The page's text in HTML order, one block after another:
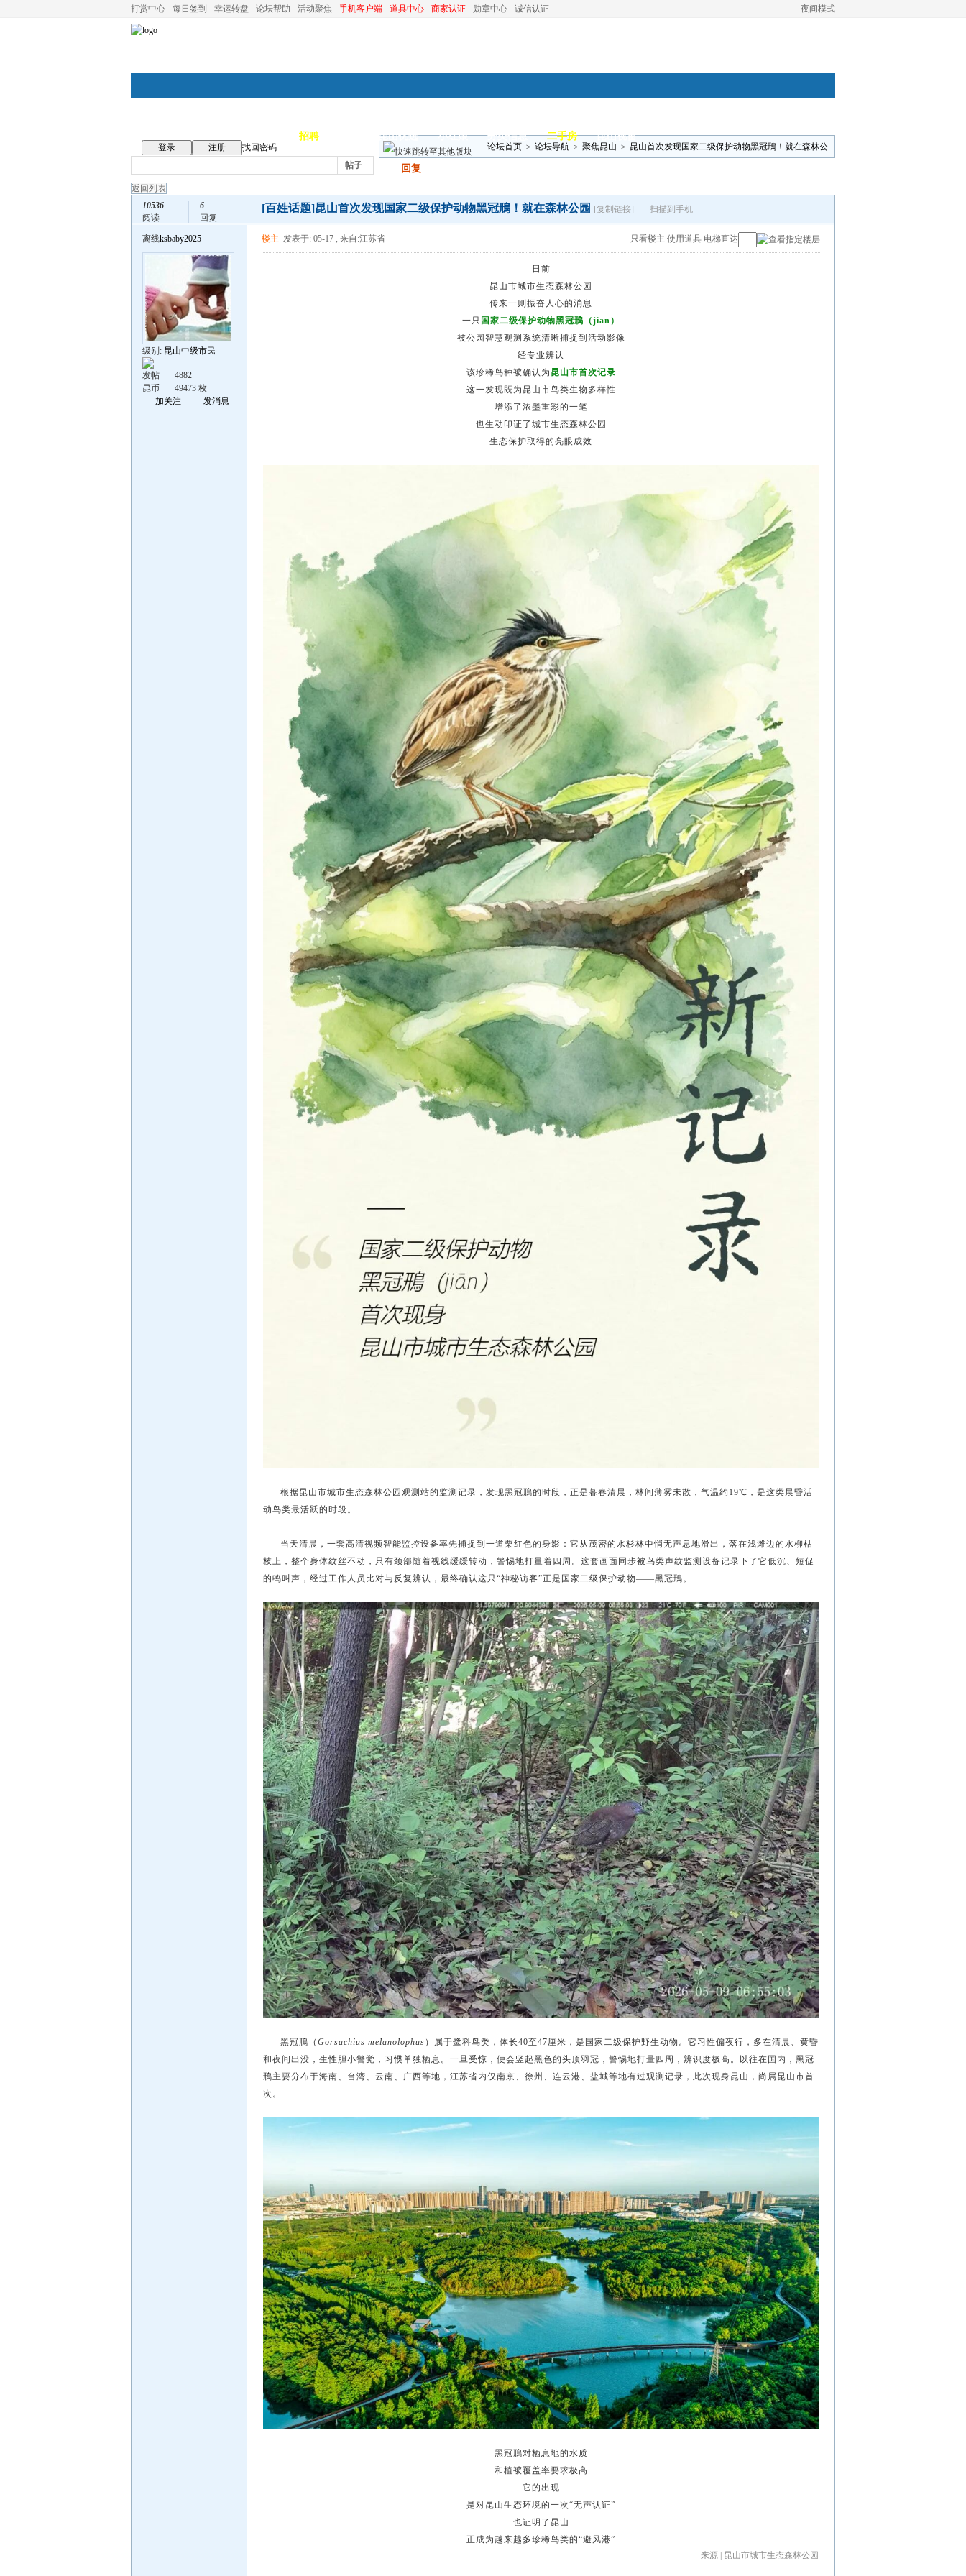
夜间模式
打赏中心 每日签到 幸运转盘 论坛帮助 活动聚焦 手机客户端 道具中心 商家认证 勋章中心 诚信认证
招聘 昆山优选 小红娘 分类信息 二手房 昆山视窗
登录 注册
找回密码
帖子
论坛首页 > 论坛导航 > 聚焦昆山 > 昆山首次发现国家二级保护动物黑冠鳽！就在森林公
回复
返回列表
10536
阅读
6
回复
[百姓话题]昆山首次发现国家二级保护动物黑冠鳽！就在森林公园 [复制链接] 扫描到手机
离线ksbaby2025
级别: 昆山中级市民
发帖
4882
昆币
49473 枚
加关注
发消息
只看楼主 使用道具 电梯直达
楼主 发表于: 05-17 , 来自:江苏省
日前
昆山市城市生态森林公园
传来一则振奋人心的消息
一只 国家二级保护动物黑冠鳽 （jiān）
被公园智慧观测系统清晰捕捉到活动影像
经专业辨认
该珍稀鸟种被确认为 昆山市首次记录
这一发现既为昆山市鸟类生物多样性
增添了浓墨重彩的一笔
也生动印证了城市生态森林公园
生态保护取得的亮眼成效
根据昆山市城市生态森林公园观测站的监测记录，发现黑冠鳽的时段，正是暮春清晨，林间薄雾未散，气温约19℃，是这类晨昏活
动鸟类最活跃的时段。
当天清晨，一套高清视频智能监控设备率先捕捉到一道栗红色的身影：它从茂密的水杉林中悄无声息地滑出，落在浅滩边的水柳枯
枝上，整个身体纹丝不动，只有颈部随着视线缓缓转动，警惕地打量着四周。这套画面同步被鸟类声纹监测设备记录下了它低沉、短促
的鸣叫声，经过工作人员比对与反复辨认，最终确认这只“神秘访客”正是国家二级保护动物——黑冠鳽。
黑冠鳽（ Gorsachius melanolophus ）属于鹭科鸟类，体长40至47厘米，是国家二级保护野生动物。 它习性偏夜行，多在清晨、黄昏
和夜间出没，生性胆小警觉，习惯单独栖息。 一旦受惊，便会竖起黑色的头顶羽冠，警惕地打量四周，辨识度极高。以往在国内，黑冠
鳽主要分布于海南、台湾、云南、广西等地，江苏省内仅南京、徐州、连云港、盐城等地有过观测记录，此次现身昆山，尚属昆山市首
次。
黑冠鳽对栖息地的水质
和植被覆盖率要求极高
它的出现
是对昆山生态环境的一次“无声认证”
也证明了昆山
正成为越来越多珍稀鸟类的“避风港”
来源 | 昆山市城市生态森林公园